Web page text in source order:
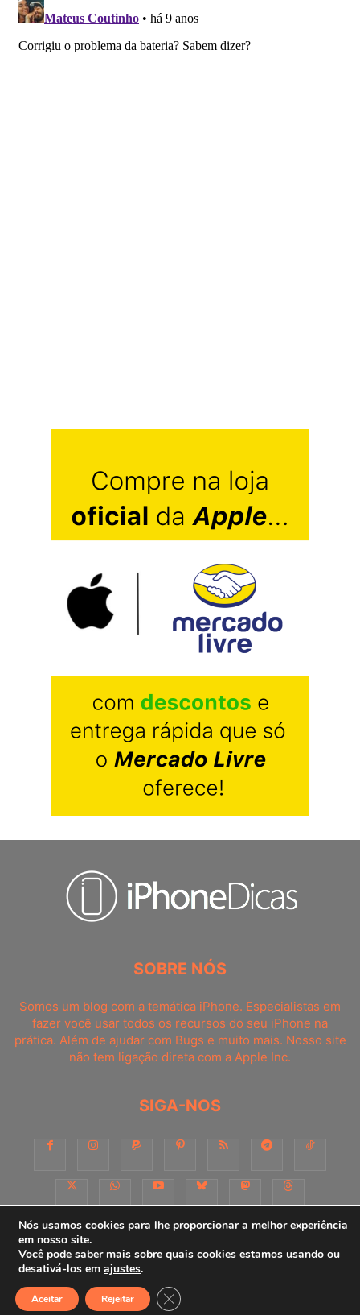
SOBRE NÓS
Somos um blog com a temática iPhone. Especialistas em
fazer você usar todos os recursos do seu iPhone na
prática. Além de ajudar com Bugs e muito mais. Nosso site
não tem ligação direta com a Apple Inc.
SIGA-NOS
Sobre Contato Apoie-nos!
© iPhoneDicas
Nós usamos cookies para lhe proporcionar a melhor experiência
em nosso site.
Você pode saber mais sobre quais cookies estamos usando ou
desativá-los em ajustes.
Aceitar Rejeitar Close GDPR Cookie Banner